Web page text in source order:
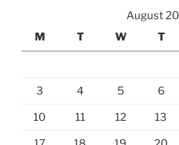
August
M
T W T
3 4 5 6
10 11 12 13